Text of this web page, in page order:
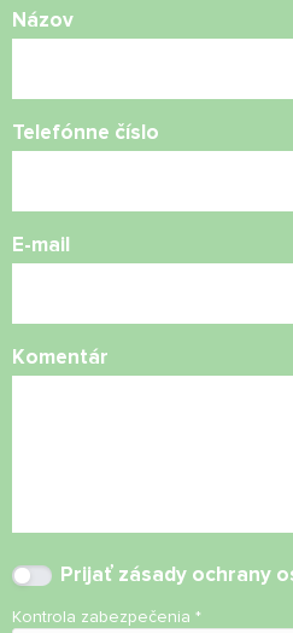
Názov
Telefónne číslo
E-mail
Komentár
Prijať zásady ochrany
Kontrola zabezpečenia *